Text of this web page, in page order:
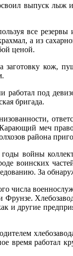
выпуск лыж
все
а из
ценой.
заготовку кож,
работал под
бригада.
меч
района
войны
воинских
За
числа
Фрунзе.
и другие
время работал